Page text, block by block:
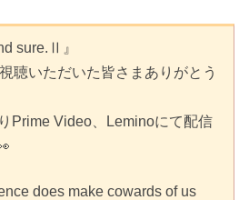
sure.Ⅱ』
聴いただいた皆さまありがとう
Prime Video、Leminoにて配信
does make cowards of us